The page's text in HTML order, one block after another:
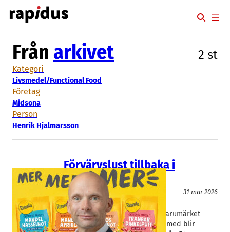
Hoppa
till
Från arkivet 2 st
Kategori
Livsmedel/Functional Food
Företag
Midsona
Person
Henrik Hjalmarsson
Förvärvslust tillbaka i
Midsona
Livsmedel/Functional Food
31 mar 2026
Midsona
Henrik Hjalmarsson
Midsona i Malmö köper hälsovarumärket
Risenta från finska Pauligs. Därmed blir